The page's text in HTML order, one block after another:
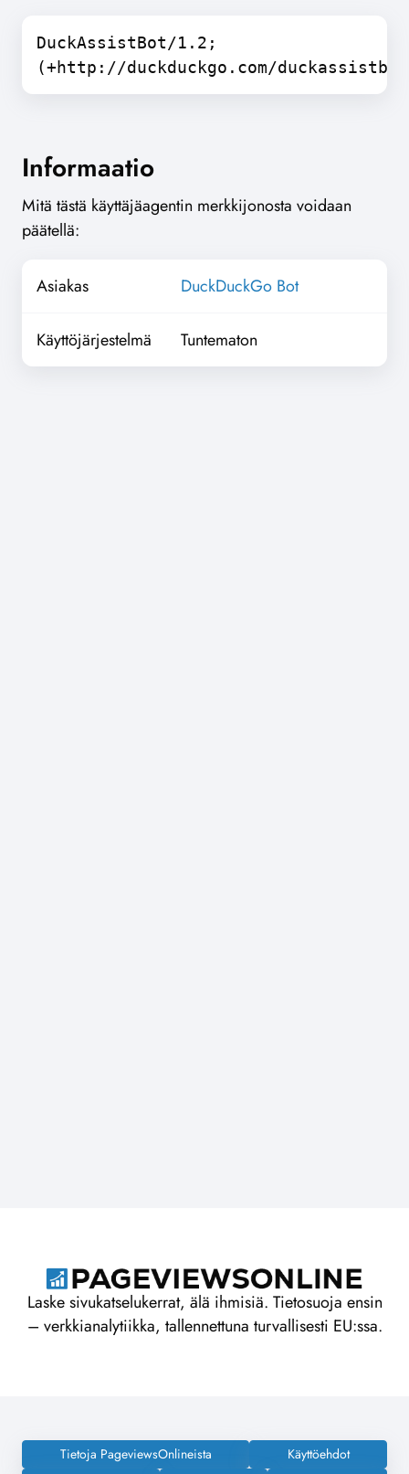
DuckAssistBot/1.2;
(+http://duckduckgo.com/
Informaatio
Mitä tästä käyttäjäagentin merkkijonosta voidaan
päätellä:
Asiakas DuckDuckGo Bot
Käyttöjärjestelmä Tuntematon
Laske sivukatselukerrat, älä ihmisiä. Tietosuoja ensin
– verkkianalytiikka, tallennettuna turvallisesti EU:ssa.
Tietoja PageviewsOnlineista
Käyttöehdot